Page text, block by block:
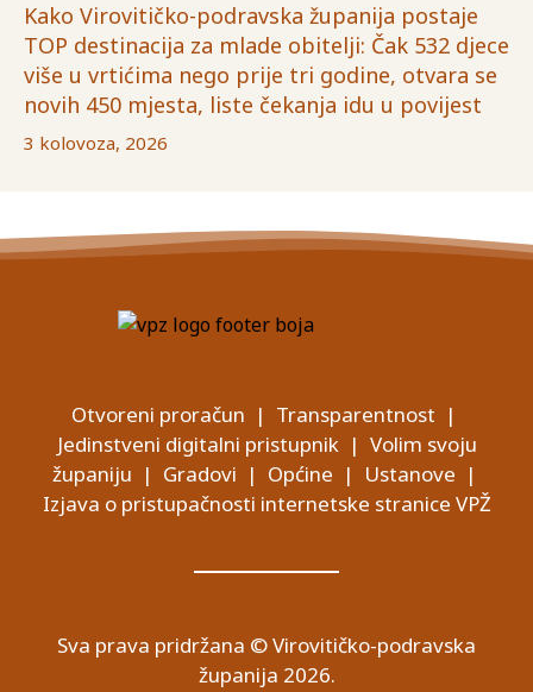
Kako Virovitičko-podravska županija postaje
TOP destinacija za mlade obitelji: Čak 532 djece
više u vrtićima nego prije tri godine, otvara se
novih 450 mjesta, liste čekanja idu u povijest
3 kolovoza, 2026
Otvoreni proračun | Transparentnost |
Jedinstveni digitalni pristupnik| Volim svoju
županiju | Gradovi | Općine | Ustanove |
Izjava o pristupačnosti internetske stranice VPŽ
Sva prava pridržana © Virovitičko-podravska
županija 2026.